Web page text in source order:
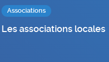
Associations
Les associations locales